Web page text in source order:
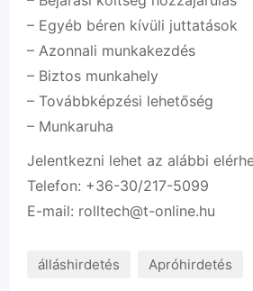
– Egyéb béren kívüli juttatások
– Azonnali munkakezdés
– Biztos munkahely
– Továbbképzési lehetőség
– Munkaruha
Jelentkezni lehet az alábbi
Telefon: +36-30/217-5099
E-mail: rolltech@t-online.hu
álláshirdetés Apróhirdetés